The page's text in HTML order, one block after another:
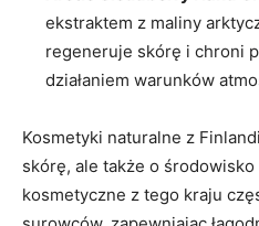
ekstraktem z maliny
regeneruje skórę i ⁤chroni
działaniem warunków
Kosmetyki naturalne z
skórę, ale ⁣także o
kosmetyczne z tego ⁢kraju⁢